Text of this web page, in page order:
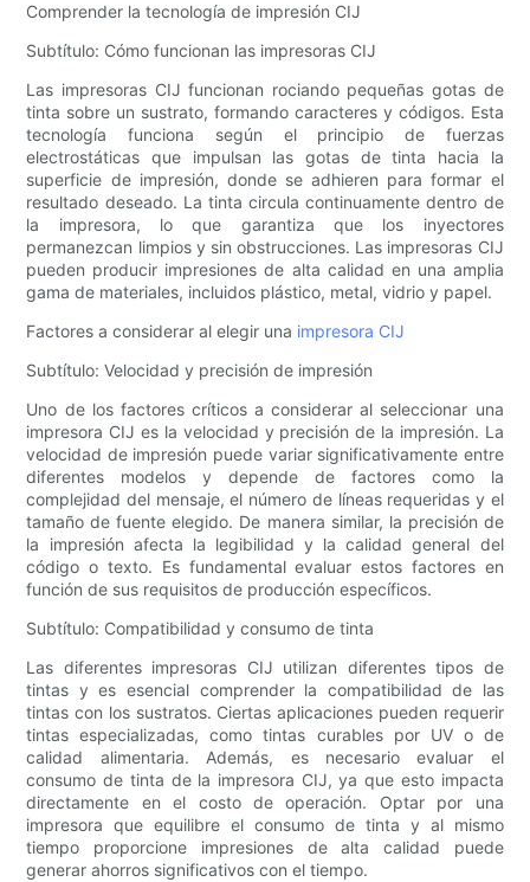
Comprender la tecnología de impresión CIJ
Subtítulo: Cómo funcionan las impresoras CIJ
Las impresoras CIJ funcionan rociando pequeñas gotas de
tinta sobre un sustrato, formando caracteres y códigos. Esta
tecnología funciona según el principio de fuerzas
electrostáticas que impulsan las gotas de tinta hacia la
superficie de impresión, donde se adhieren para formar el
resultado deseado. La tinta circula continuamente dentro de
la impresora, lo que garantiza que los inyectores
permanezcan limpios y sin obstrucciones. Las impresoras CIJ
pueden producir impresiones de alta calidad en una amplia
gama de materiales, incluidos plástico, metal, vidrio y papel.
Factores a considerar al elegir una impresora CIJ
Subtítulo: Velocidad y precisión de impresión
Uno de los factores críticos a considerar al seleccionar una
impresora CIJ es la velocidad y precisión de la impresión. La
velocidad de impresión puede variar significativamente entre
diferentes modelos y depende de factores como la
complejidad del mensaje, el número de líneas requeridas y el
tamaño de fuente elegido. De manera similar, la precisión de
la impresión afecta la legibilidad y la calidad general del
código o texto. Es fundamental evaluar estos factores en
función de sus requisitos de producción específicos.
Subtítulo: Compatibilidad y consumo de tinta
Las diferentes impresoras CIJ utilizan diferentes tipos de
tintas y es esencial comprender la compatibilidad de las
tintas con los sustratos. Ciertas aplicaciones pueden requerir
tintas especializadas, como tintas curables por UV o de
calidad alimentaria. Además, es necesario evaluar el
consumo de tinta de la impresora CIJ, ya que esto impacta
directamente en el costo de operación. Optar por una
impresora que equilibre el consumo de tinta y al mismo
tiempo proporcione impresiones de alta calidad puede
generar ahorros significativos con el tiempo.